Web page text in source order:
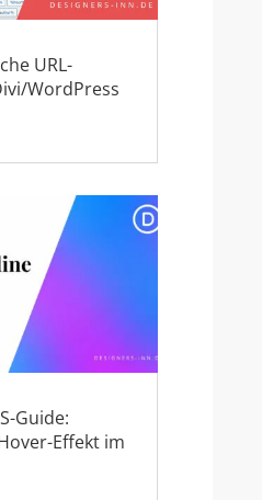
URL-
WordPress
Guide:
Effekt im